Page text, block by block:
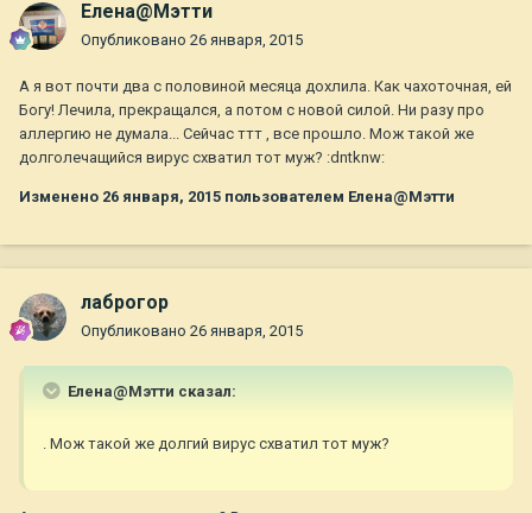
Елена@Мэтти
Опубликовано 26 января, 2015
А я вот почти два с половиной месяца дохлила. Как чахоточная, ей
Богу! Лечила, прекращался, а потом с новой силой. Ни разу про
аллергию не думала... Сейчас ттт , все прошло. Мож такой же
долголечащийся вирус схватил тот муж? :dntknw:
Изменено 26 января, 2015 пользователем Елена@Мэтти
лаброгор
Опубликовано 26 января, 2015
Елена@Мэтти сказал:
. Мож такой же долгий вирус схватил тот муж?